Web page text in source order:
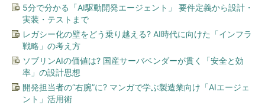
5分で分かる「AI駆動開発エージェント」 要件定義から設計・
実装・テストまで
レガシー化の壁をどう乗り越える? AI時代に向けた「インフラ
戦略」の考え方
ソブリンAIの価値は? 国産サーバベンダーが貫く「安全と効
率」の設計思想
開発担当者の“右腕”に? マンガで学ぶ製造業向け「AIエージェ
ント」活用術